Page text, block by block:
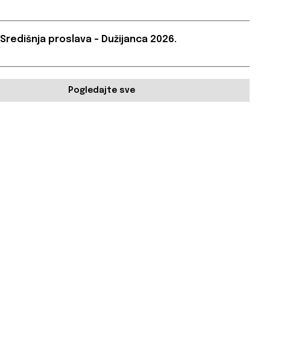
Središnja proslava – Dužijanca 2026.
Pogledajte sve